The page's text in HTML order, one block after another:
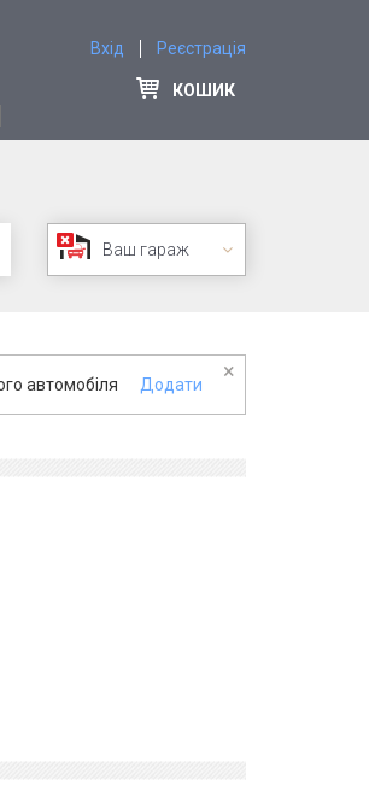
Вхід Реєстрація
КОШИК
Ваш гараж
автомобіля Додати
×